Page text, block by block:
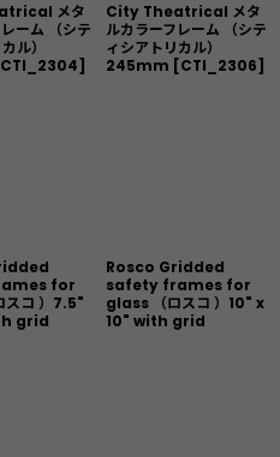
メタ
ーム （シテ
ル）
CTI_2304]
City Theatrical メタ
ルカラーフレーム （シテ
ィシアトリカル）
245mm [CTI_2306]
for
コ ）7.5"
grid
Rosco Gridded
safety frames for
glass （ロスコ ）10" x
10" with grid